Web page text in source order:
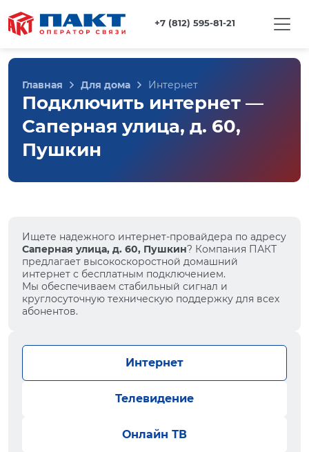
+7 (812) 595-81-21
Главная Для дома Интернет
Подключить интернет —
Саперная улица, д. 60,
Пушкин
Ищете надежного интернет-провайдера по адресу
Саперная улица, д. 60, Пушкин? Компания ПАКТ
предлагает высокоскоростной домашний
интернет с бесплатным подключением.
Мы обеспечиваем стабильный сигнал и
круглосуточную техническую поддержку для всех
абонентов.
Интернет
Телевидение
Онлайн ТВ